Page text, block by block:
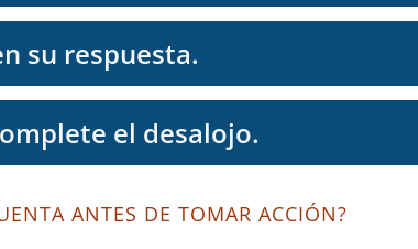
su respuesta.
el desalojo.
ANTES DE TOMAR ACCIÓN?